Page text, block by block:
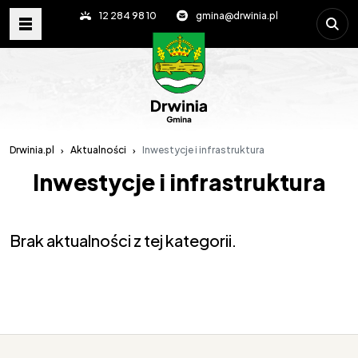
12 284 98 10 gmina@drwinia.pl Wpisz
Drwinia.pl Aktualności Inwestycje i infrastruktura
Inwestycje i infrastruktura
Brak aktualności z tej kategorii.